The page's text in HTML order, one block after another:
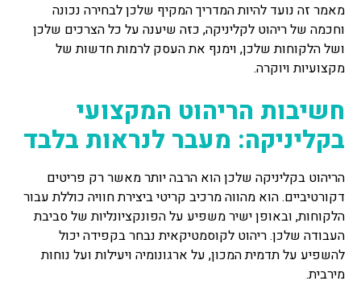
מאמר זה נועד להיות המדריך המקיף שלכן לבחירה נכונה
וחכמה של ריהוט לקליניקה, כזה שיענה על כל הצרכים שלכן
ושל הלקוחות שלכן, וימנף את העסק לרמות חדשות של
מקצועיות ויוקרה.
חשיבות הריהוט המקצועי
בקליניקה: מעבר לנראות בלבד
הריהוט בקליניקה שלכן הוא הרבה יותר מאשר רק פריטים
דקורטיביים. הוא מהווה מרכיב קריטי ביצירת חוויה כוללת עבור
הלקוחות, ובאופן ישיר משפיע על הפונקציונליות של סביבת
העבודה שלכן. ריהוט לקוסמטיקאית נבחר בקפידה יכול
להשפיע על תדמית המכון, על ארגונומיה ויעילות ועל נוחות
מירבית.